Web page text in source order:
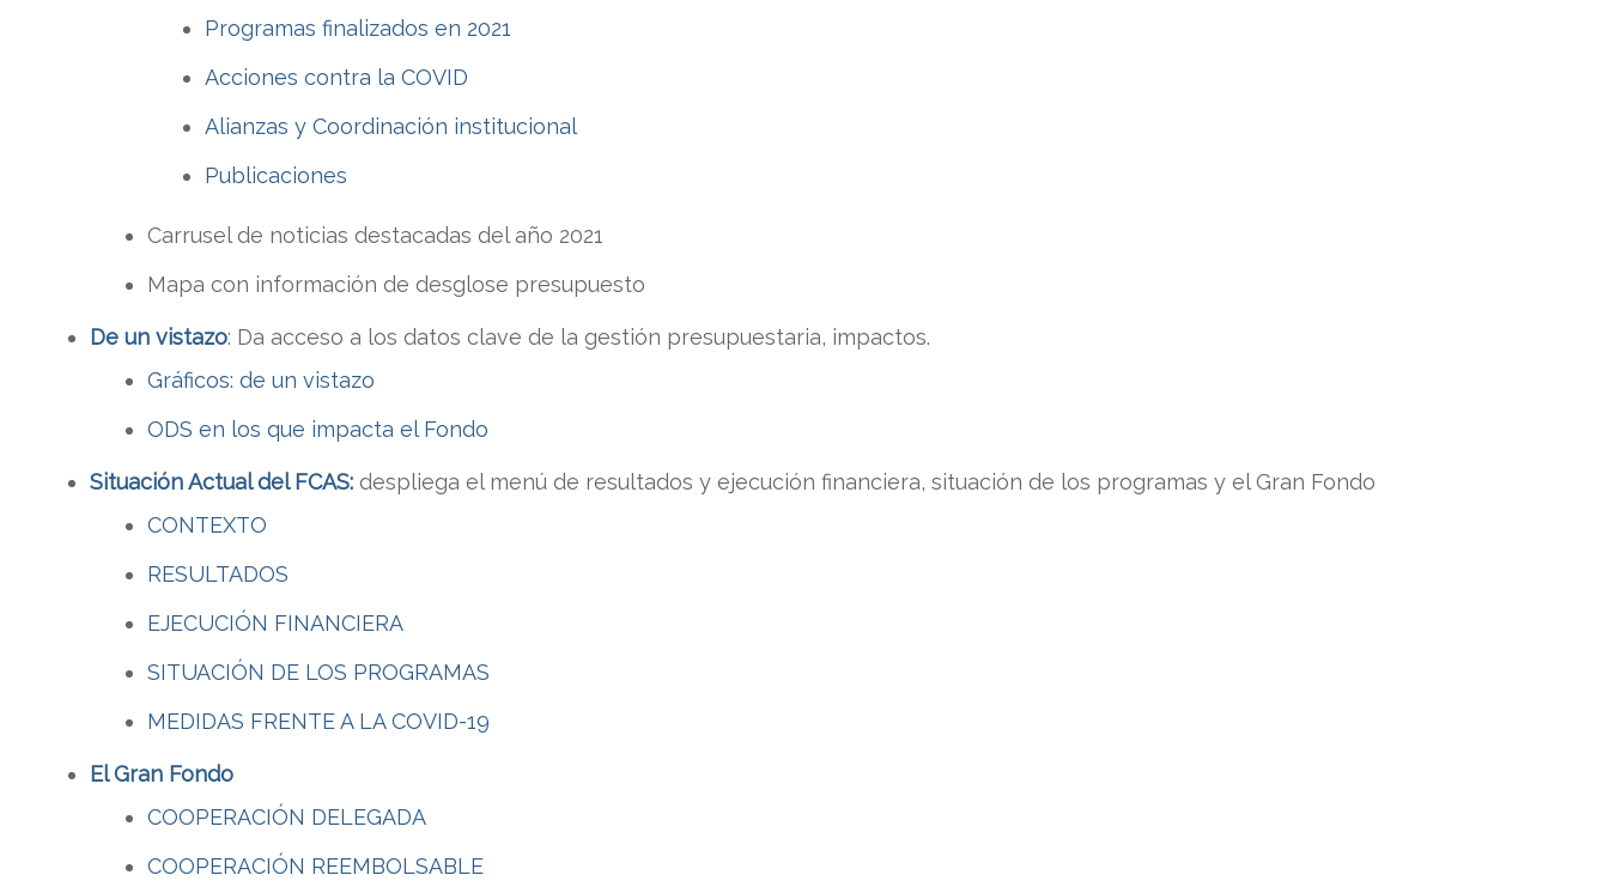
Programas finalizados en 2021
Acciones contra la COVID
Alianzas y Coordinación institucional
Publicaciones
Carrusel de noticias destacadas del año 2021
Mapa con información de desglose presupuesto
De un vistazo: Da acceso a los datos clave de la gestión presupuestaria, impactos.
Gráficos: de un vistazo
ODS en los que impacta el Fondo
Situación Actual del FCAS: despliega el menú de resultados y ejecución financiera, situación de los programas y el Gran Fondo
CONTEXTO
RESULTADOS
EJECUCIÓN FINANCIERA
SITUACIÓN DE LOS PROGRAMAS
MEDIDAS FRENTE A LA COVID-19
El Gran Fondo
COOPERACIÓN DELEGADA
COOPERACIÓN REEMBOLSABLE